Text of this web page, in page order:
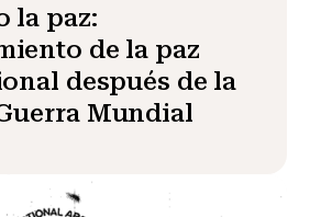
la paz:
de la paz
después de la
Mundial